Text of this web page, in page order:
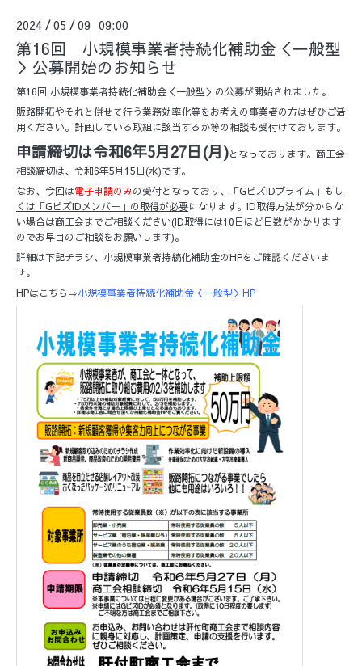
2024 /05 /09 09:00
第16回 小規模事業者持続化補助金＜一般型
＞公募開始のお知らせ
第16回 小規模事業者持続化補助金＜一般型＞の公募が開始されました。
販路開拓やそれと併せて行う業務効率化等をお考えの事業者の方はぜひご活
用ください。計画している取組に該当するか等の相談も受付けております。
申請締切は令和6年5月27日(月)となっております。商工会
相談締切は、令和6年5月15日(水)です。
なお、今回は電子申請のみの受付となっており、
「GビズIDプライム」もし
くは「GビズIDメンバー」の取得が必要になります。ID取得方法が分からな
い場合は商工会までご相談ください(ID取得には10日ほど日数がかかります
のでお早目のご相談をお願いします)。
詳細は下記チラシ、小規模事業者持続化補助金のHPをご確認くださいま
せ。
HPはこちら⇒小規模事業者持続化補助金＜一般型＞HP